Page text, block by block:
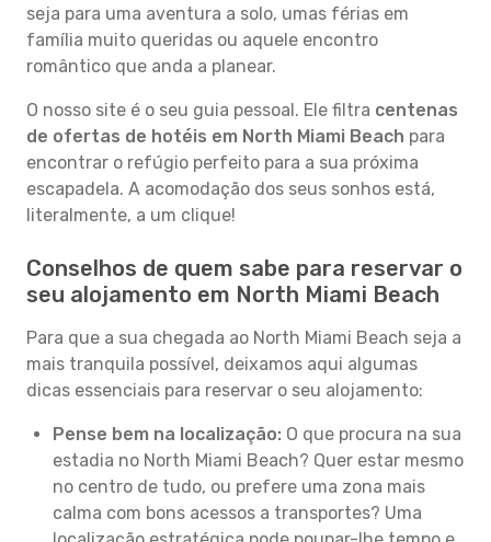
seja para uma aventura a solo, umas férias em
família muito queridas ou aquele encontro
romântico que anda a planear.
O nosso site é o seu guia pessoal. Ele filtra centenas
de ofertas de hotéis em North Miami Beach para
encontrar o refúgio perfeito para a sua próxima
escapadela. A acomodação dos seus sonhos está,
literalmente, a um clique!
Conselhos de quem sabe para reservar o
seu alojamento em North Miami Beach
Para que a sua chegada ao North Miami Beach seja a
mais tranquila possível, deixamos aqui algumas
dicas essenciais para reservar o seu alojamento:
Pense bem na localização: O que procura na sua
estadia no North Miami Beach? Quer estar mesmo
no centro de tudo, ou prefere uma zona mais
calma com bons acessos a transportes? Uma